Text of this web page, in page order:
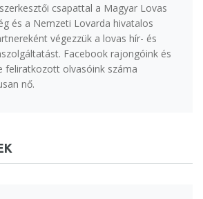
csapattal a Magyar Lovas
és a Nemzeti Lovarda hivatalos
végezzük a lovas hír- és
Facebook rajongóink és
feliratkozott olvasóink száma
nő.